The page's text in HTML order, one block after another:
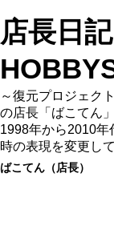
店長日
～復元プロジェク
の店長「ばこてん
1998年から2010年
時の表現を変更し
ばこてん（店長）